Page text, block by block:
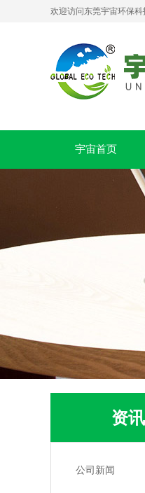
欢迎访问东莞宇宙环保
宇宙首页
资
公司新闻